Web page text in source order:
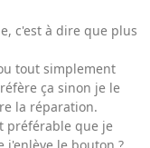
c'est à dire que plus
tout simplement
ça sinon je le
la réparation.
préférable que je